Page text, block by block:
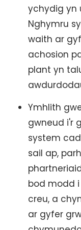
ychydig yn
Nghymru
waith ar
achosion
plant yn
Ymhlith
gwneud i'r
system
sail ap,
bod modd
creu, a
ar gyfer